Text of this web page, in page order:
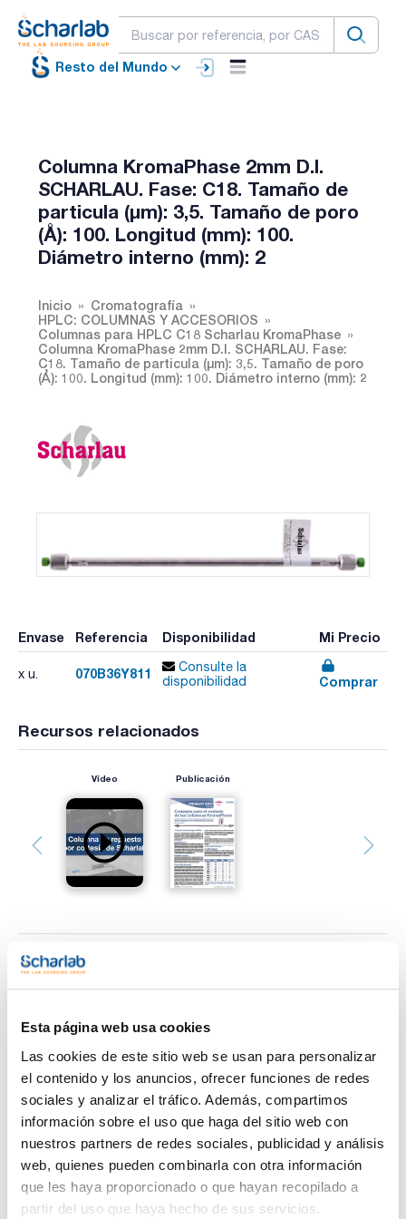
Esta página web usa cookies
Las cookies de este sitio web se usan para personalizar
el contenido y los anuncios, ofrecer funciones de redes
sociales y analizar el tráfico. Además, compartimos
información sobre el uso que haga del sitio web con
nuestros partners de redes sociales, publicidad y análisis
web, quienes pueden combinarla con otra información
que les haya proporcionado o que hayan recopilado a
partir del uso que haya hecho de sus servicios.
Resto del Mundo
Columna KromaPhase 2mm D.I.
SCHARLAU. Fase: C18. Tamaño de
particula (µm): 3,5. Tamaño de poro
(Å): 100. Longitud (mm): 100.
Diámetro interno (mm): 2
Inicio
Cromatografía
HPLC: COLUMNAS Y ACCESORIOS
Columnas para HPLC C18 Scharlau KromaPhase
Columna KromaPhase 2mm D.I. SCHARLAU. Fase:
C18. Tamaño de particula (µm): 3,5. Tamaño de poro
(Å): 100. Longitud (mm): 100. Diámetro interno (mm): 2
Envase Referencia Disponibilidad Mi Precio
x u. 070B36Y811
Consulte la
disponibilidad
Comprar
Recursos relacionados
Vídeo Publicación
Imprimir ficha de
producto
Fase : C18
Tamaño de particula (µm) : 3,5
Tamaño de poro (Å) : 100
Longitud (mm) : 100
Diámetro interno (mm) : 2
Pack (u.) : 1
KromaPhase está basado en una sílica esférica ultra pura de
alta calidad que proporciona una alta reproducibilidad y
estabilidad química usando silanos monofuncionales y un
end-capping total.
Sin cambiar su método puede sustituir KromaSil por
KromaPhase. Para garantizar la reproducibilidad lote a lote
cada lote se somete a controles específicos.
Ver más
Documentación técnica
TDS / Ficha técnica
COA